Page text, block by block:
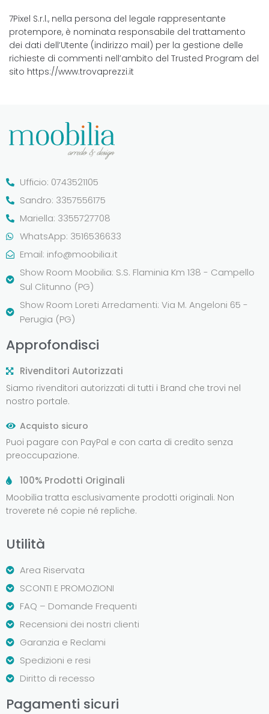
7Pixel S.r.l., nella persona del legale rappresentante
protempore, è nominata responsabile del trattamento
dei dati dell’Utente (indirizzo mail) per la gestione delle
richieste di commenti nell’ambito del Trusted Program del
sito https://www.trovaprezzi.it
Ufficio: 0743521105
Sandro: 3357556175
Mariella: 3355727708
WhatsApp: 3516536633
Email: info@moobilia.it
Show Room Moobilia: S.S. Flaminia Km 138 - Campello
Sul Clitunno (PG)
Show Room Loreti Arredamenti: Via M. Angeloni 65 -
Perugia (PG)
Approfondisci
Rivenditori Autorizzati
Siamo rivenditori autorizzati di tutti i Brand che trovi nel
nostro portale.
Acquisto sicuro
Puoi pagare con PayPal e con carta di credito senza
preoccupazione.
100% Prodotti Originali
Moobilia tratta esclusivamente prodotti originali. Non
troverete né copie né repliche.
Utilità
Area Riservata
SCONTI E PROMOZIONI
FAQ – Domande Frequenti
Recensioni dei nostri clienti
Garanzia e Reclami
Spedizioni e resi
Diritto di recesso
Pagamenti sicuri